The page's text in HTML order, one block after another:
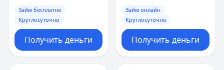
Займ бесплатно
Круглосуточно
Получить деньги
Займ онлайн
Круглосуточно
Получить деньги